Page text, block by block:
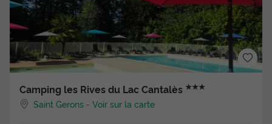
Camping les Rives du Lac Cantalès ★★★
Saint Gerons -Voir sur la carte